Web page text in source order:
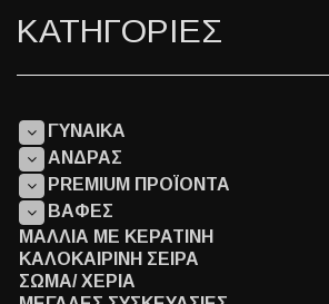
ΚΑΤΗΓΟΡΙΕΣ
ΓΥΝΑΙΚΑ
ΑΝΔΡΑΣ
PREMIUM ΠΡΟΪΟΝΤΑ
ΒΑΦΕΣ
ΜΑΛΛΙΑ ΜΕ ΚΕΡΑΤΙΝΗ
ΚΑΛΟΚΑΙΡΙΝΗ ΣΕΙΡΑ
ΣΩΜΑ/ ΧΕΡΙΑ